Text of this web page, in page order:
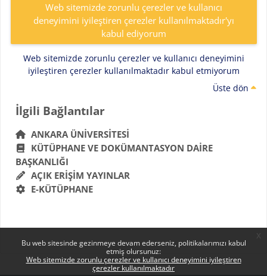
Bu web sitesinde gezinmeye devam ederseniz, politikalarımızı kabul
etmiş olursunuz:
Web sitemizde zorunlu çerezler ve kullanıcı deneyimini iyileştiren
çerezler kullanılmaktadır
Web sitemizde zorunlu çerezler ve kullanıcı
deneyimini iyileştiren çerezler kullanılmaktadır'yı
kabul ediyorum
Web sitemizde zorunlu çerezler ve kullanıcı deneyimini
iyileştiren çerezler kullanılmaktadır kabul etmiyorum
Üste dön
Bloklar
İlgili Bağlantılar 'yı atla
İlgili Bağlantılar
ANKARA ÜNIVERSITESI
KÜTÜPHANE VE DOKÜMANTASYON DAIRE
BAŞKANLIĞI
AÇIK ERIŞIM YAYINLAR
E-KÜTÜPHANE